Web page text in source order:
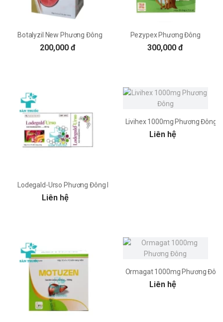
Botalyzil New Phương Đông
200,000 đ
Pezypex Phương Đông
300,000 đ
Lodegald-Urso Phương Đông Pharma
Liên hệ
Livihex 1000mg Phương Đông
Liên hệ
Ormagat 1000mg Phương
Liên hệ